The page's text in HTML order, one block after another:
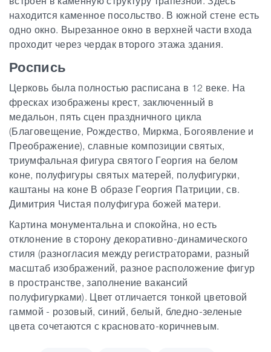
находится каменное посольство. В южной стене есть
одно окно. Вырезанное окно в верхней части входа
проходит через чердак второго этажа здания.
Роспись
Церковь была полностью расписана в 12 веке. На
фресках изображены крест, заключенный в
медальон, пять сцен праздничного цикла
(Благовещение, Рождество, Миркма, Богоявление и
Преображение), славные композиции святых,
триумфальная фигура святого Георгия на белом
коне, полуфигуры святых матерей, полуфигурки,
каштаны на коне В образе Георгия Патриции, св.
Димитрия Чистая полуфигура божей матери.
Картина монументальна и спокойна, но есть
отклонение в сторону декоративно-динамического
стиля (разногласия между регистраторами, разный
масштаб изображений, разное расположение фигур
в пространстве, заполнение вакансий
полуфигурками). Цвет отличается тонкой цветовой
гаммой - розовый, синий, белый, бледно-зеленые
цвета сочетаются с красновато-коричневым.